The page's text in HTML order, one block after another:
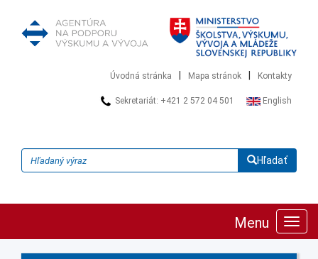
Úvodná stránka Mapa stránok Kontakty
Sekretariát: +421 2 572 04 501 English
Hľadať
Menu